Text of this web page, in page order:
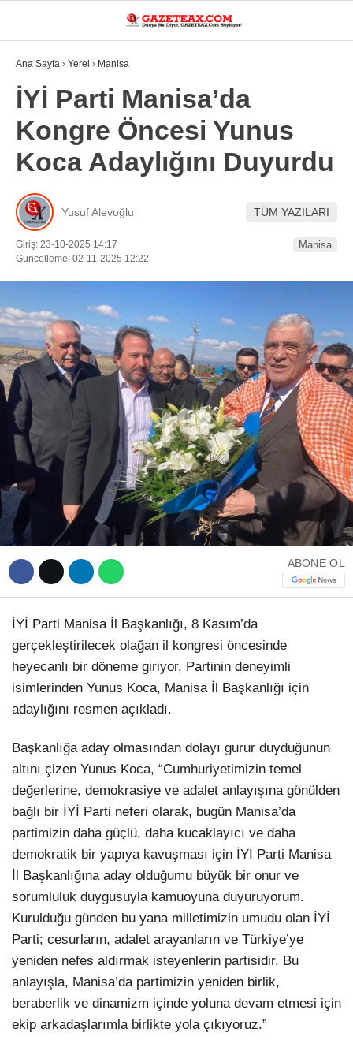
WhatsApp İhbar Hattı
Facebook
Instagram
Youtube
Telegram
22.3
MANISA
DÜNYA
ASAYIŞ
GÜNDEM
SIYASET
EKONOMI
YEREL
EĞITIM
Ana Sayfa › Yerel › Manisa
İYİ Parti Manisa’da
Kongre Öncesi Yunus
Koca Adaylığını Duyurdu
Yusuf Alevoğlu TÜM YAZILARI
Giriş: 23-10-2025 14:17
Güncelleme: 02-11-2025 12:22
Manisa
ABONE OL
İYİ Parti Manisa İl Başkanlığı, 8 Kasım’da
gerçekleştirilecek olağan il kongresi öncesinde
heyecanlı bir döneme giriyor. Partinin deneyimli
isimlerinden Yunus Koca, Manisa İl Başkanlığı için
adaylığını resmen açıkladı.
Başkanlığa aday olmasından dolayı gurur duyduğunun
altını çizen Yunus Koca, “Cumhuriyetimizin temel
değerlerine, demokrasiye ve adalet anlayışına gönülden
bağlı bir İYİ Parti neferi olarak, bugün Manisa’da
partimizin daha güçlü, daha kucaklayıcı ve daha
demokratik bir yapıya kavuşması için İYİ Parti Manisa
İl Başkanlığına aday olduğumu büyük bir onur ve
sorumluluk duygusuyla kamuoyuna duyuruyorum.
Kurulduğu günden bu yana milletimizin umudu olan İYİ
Parti; cesurların, adalet arayanların ve Türkiye’ye
yeniden nefes aldırmak isteyenlerin partisidir. Bu
anlayışla, Manisa’da partimizin yeniden birlik,
beraberlik ve dinamizm içinde yoluna devam etmesi için
ekip arkadaşlarımla birlikte yola çıkıyoruz.”